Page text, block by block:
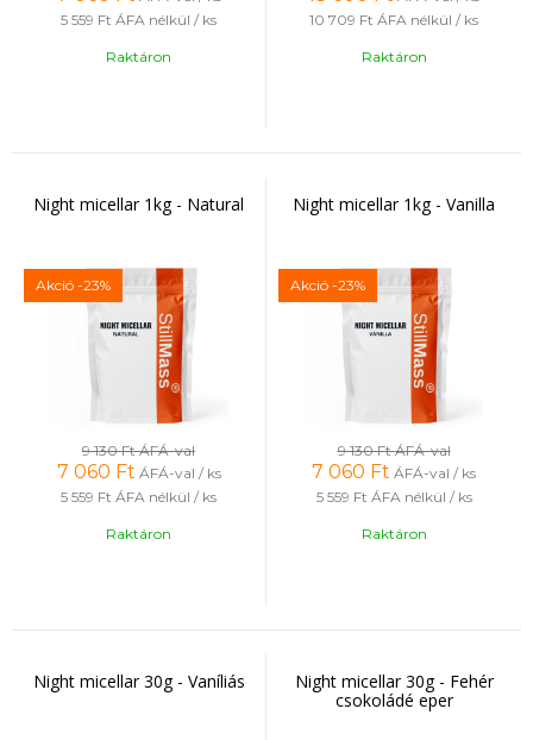
5 559 Ft ÁFA nélkül / ks
Raktáron
10 709 Ft ÁFA nélkül / ks
Raktáron
Night micellar 1kg - Natural
Akció -23%
9 130 FtÁFÁ-val
7 060 Ft ÁFÁ-val / ks
5 559 Ft ÁFA nélkül / ks
Raktáron
Night micellar 1kg - Vanilla
Akció -23%
9 130 FtÁFÁ-val
7 060 Ft ÁFÁ-val / ks
5 559 Ft ÁFA nélkül / ks
Raktáron
Night micellar 30g - Vaníliás
Night micellar 30g - Fehér
csokoládé eper